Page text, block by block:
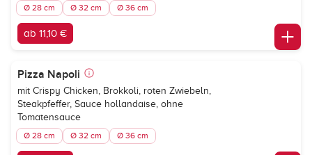
Ø 28 cm Ø 32 cm Ø 36 cm
ab 11,10 €
Pizza Napoli
mit Crispy Chicken, Brokkoli, roten Zwiebeln,
Steakpfeffer, Sauce hollandaise, ohne
Tomatensauce
Ø 28 cm Ø 32 cm Ø 36 cm